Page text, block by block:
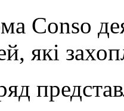
Conso
які